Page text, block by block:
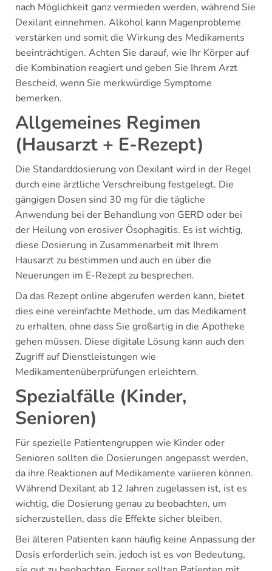
nach Möglichkeit ganz vermieden werden, während Sie
Dexilant einnehmen. Alkohol kann Magenprobleme
verstärken und somit die Wirkung des Medikaments
beeinträchtigen. Achten Sie darauf, wie Ihr Körper auf
die Kombination reagiert und geben Sie Ihrem Arzt
Bescheid, wenn Sie merkwürdige Symptome
bemerken.
Allgemeines Regimen
(Hausarzt + E-Rezept)
Die Standarddosierung von Dexilant wird in der Regel
durch eine ärztliche Verschreibung festgelegt. Die
gängigen Dosen sind 30 mg für die tägliche
Anwendung bei der Behandlung von GERD oder bei
der Heilung von erosiver Ösophagitis. Es ist wichtig,
diese Dosierung in Zusammenarbeit mit Ihrem
Hausarzt zu bestimmen und auch en über die
Neuerungen im E-Rezept zu besprechen.
Da das Rezept online abgerufen werden kann, bietet
dies eine vereinfachte Methode, um das Medikament
zu erhalten, ohne dass Sie großartig in die Apotheke
gehen müssen. Diese digitale Lösung kann auch den
Zugriff auf Dienstleistungen wie
Medikamentenüberprüfungen erleichtern.
Spezialfälle (Kinder,
Senioren)
Für spezielle Patientengruppen wie Kinder oder
Senioren sollten die Dosierungen angepasst werden,
da ihre Reaktionen auf Medikamente variieren können.
Während Dexilant ab 12 Jahren zugelassen ist, ist es
wichtig, die Dosierung genau zu beobachten, um
sicherzustellen, dass die Effekte sicher bleiben.
Bei älteren Patienten kann häufig keine Anpassung der
Dosis erforderlich sein, jedoch ist es von Bedeutung,